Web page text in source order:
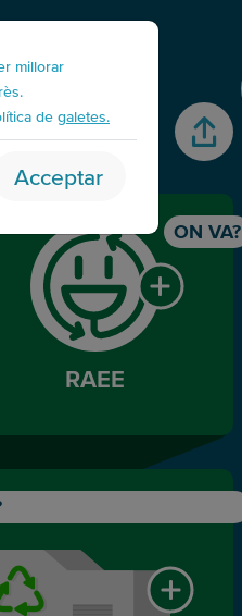
i
ON VA?
RAEE
millorar
de galetes.
Acceptar